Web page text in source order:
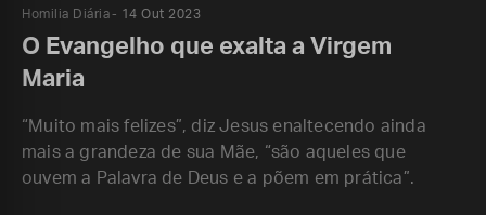
Homilia Diária 14 Out 2023
O Evangelho que exalta a Virgem
Maria
“Muito mais felizes”, diz Jesus enaltecendo ainda
mais a grandeza de sua Mãe, “são aqueles que
ouvem a Palavra de Deus e a põem em prática”.